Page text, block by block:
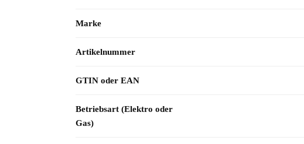
Marke
Artikelnummer
GTIN oder EAN
Betriebsart (Elektro oder
Gas)